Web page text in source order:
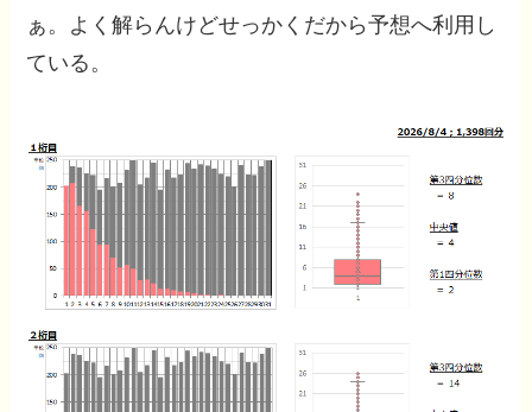
ぁ。よく解らんけどせっかくだから予想へ利用し
ている。